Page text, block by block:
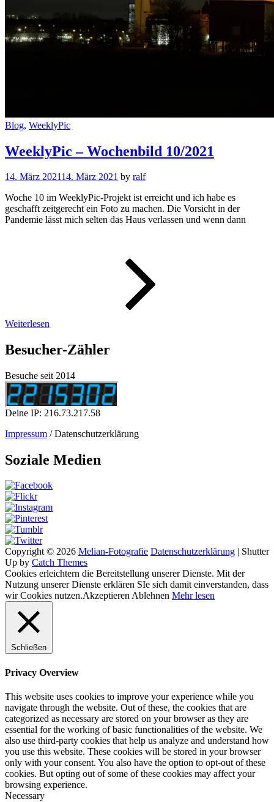
Cat
Blog, WeeklyPic
WeeklyPic – Wochenbild 10/2021
14. März 202114. März 2021 by ralf
Woche 10 im WeeklyPic-Projekt ist erreicht und ich habe es
geschafft zeitgerecht ein Foto zu machen. Die Vorsicht in der
Pandemie lässt mich selten das Haus verlassen und wenn dann
Weiterlesen
Besucher-Zähler
Besuche seit 2014
Deine IP: 216.73.217.58
Impressum / Datenschutzerklärung
Soziale Medien
Copyright © 2026 Melian-Fotografie Datenschutzerklärung
Shutter
Up by Catch Themes
Cookies erleichtern die Bereitstellung unserer Dienste. Mit der
Nutzung unserer Dienste erklären SIe sich damit einverstanden, dass
wir Cookies nutzen.AkzeptierenAblehnen Mehr lesen
Schließen
Privacy Overview
This website uses cookies to improve your experience while you
navigate through the website. Out of these, the cookies that are
categorized as necessary are stored on your browser as they are
essential for the working of basic functionalities of the website. We
also use third-party cookies that help us analyze and understand how
you use this website. These cookies will be stored in your browser
only with your consent. You also have the option to opt-out of these
cookies. But opting out of some of these cookies may affect your
browsing experience.
Necessary